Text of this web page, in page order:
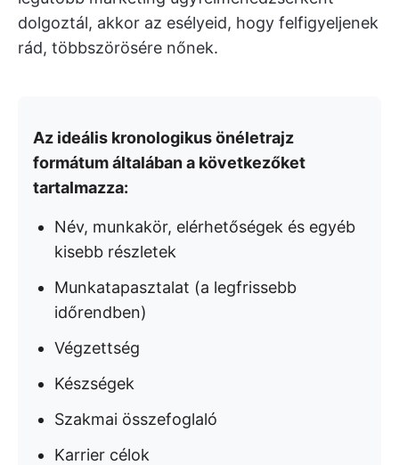
dolgoztál, akkor az esélyeid, hogy felfigyeljenek
rád, többszörösére nőnek.
Az ideális kronologikus önéletrajz
formátum általában a következőket
tartalmazza:
Név, munkakör, elérhetőségek és egyéb
kisebb részletek
Munkatapasztalat (a legfrissebb
időrendben)
Végzettség
Készségek
Szakmai összefoglaló
Karrier célok